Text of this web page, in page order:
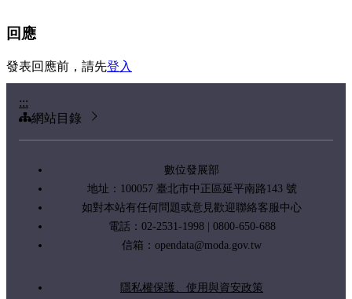
回應
發表回應前，請先登入
:::
網站目錄
數位發展部
地址：100057 臺北市中正區延平南路143 號
如對本站有任何問題或意見歡迎聯絡客服中心
電話：02-2531-1998 | 0800-650-688
信箱： opendata@moda.gov.tw
隱私權保護、使用與資安政策